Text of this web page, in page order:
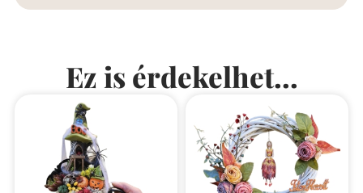
Ez is érdekelhet...